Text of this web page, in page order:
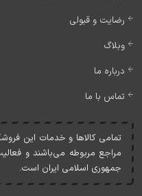
رضایت و قبولی
وبلاگ
درباره ما
تماس با ما
تمامی کالاها و خدمات اين
مراجع مربوطه می‌باشند و
جمهوری اسلامی ايران است.